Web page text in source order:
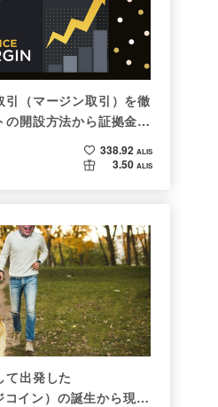
引（マージン取引）を徹
の開設方法から証拠金計
338.92 ALIS
3.50 ALIS
て出発した
イン）の誕生から現在